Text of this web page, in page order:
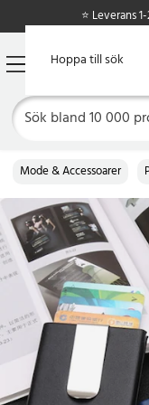
Hoppa till
Hoppa till sök
⭐ Leverans
Mode & Accessoarer